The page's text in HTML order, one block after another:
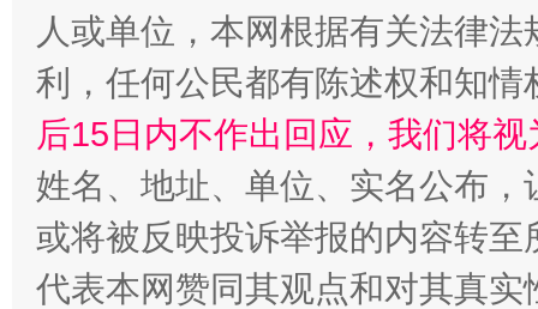
人或单位，本网根据有关法律
利，任何公民都有陈述权和知情
后15日内不作出回应，我们将
姓名、地址、单位、实名公布
或将被反映投诉举报的内容转
代表本网赞同其观点和对其真实